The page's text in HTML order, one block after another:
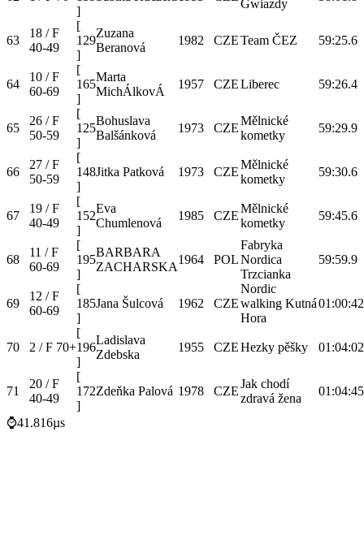
]
Gwiazdy
63
18 / F
40-49
[
129
]
Zuzana
Beranová
1982 CZETeam ČEZ 59:25.6
64
10 / F
60-69
[
165
]
Marta
MichÁlkovÁ
1957 CZELiberec 59:26.4
65
26 / F
50-59
[
125
]
Bohuslava
Balšánková
1973 CZE
Mělnické
kometky
59:29.9
66
27 / F
50-59
[
148
]
Jitka Patková 1973 CZE
Mělnické
kometky
59:30.6
67
19 / F
40-49
[
152
]
Eva
Chumlenová
1985 CZE
Mělnické
kometky
59:45.6
68
11 / F
60-69
[
195
]
BARBARA
ZACHARSKA
1964 POL
Fabryka
Nordica
Trzcianka
59:59.9
69
12 / F
60-69
[
185
]
Jana Šulcová 1962 CZE
Nordic
walking Kutná
Hora
70 2 / F 70+
[
196
]
Ladislava
Zdebska
1955 CZEHezky pěšky
71
20 / F
40-49
[
172
]
Zdeňka Palová 1978 CZE
Jak chodí
zdravá žena
⌚41.816µs